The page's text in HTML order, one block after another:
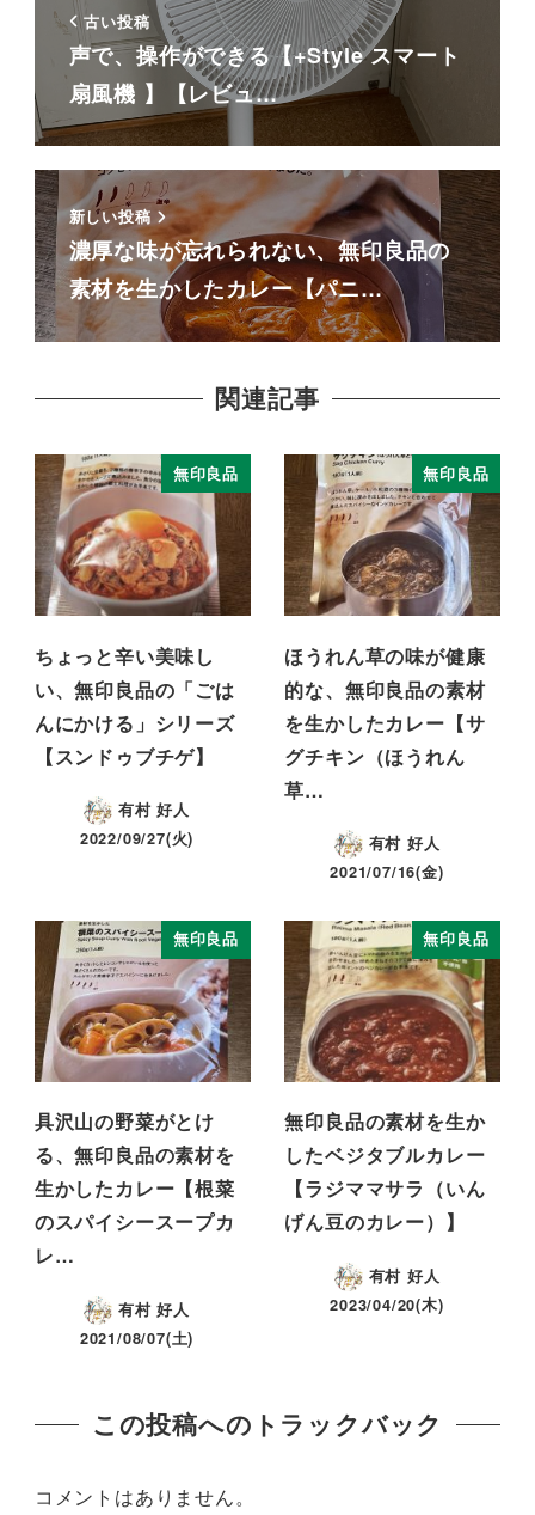
古い投稿
声で、操作ができる【+Style スマート
扇風機 】【レビュ…
新しい投稿
濃厚な味が忘れられない、無印良品の
素材を生かしたカレー【パニ…
関連記事
無印良品
ちょっと辛い美味し
い、無印良品の「ごは
んにかける」シリーズ
【スンドゥブチゲ】
有村 好人
2022/09/27(火)
無印良品
ほうれん草の味が健康
的な、無印良品の素材
を生かしたカレー【サ
グチキン（ほうれん
草…
有村 好人
2021/07/16(金)
無印良品
具沢山の野菜がとけ
る、無印良品の素材を
生かしたカレー【根菜
のスパイシースープカ
レ…
有村 好人
2021/08/07(土)
無印良品
無印良品の素材を生か
したベジタブルカレー
【ラジママサラ（いん
げん豆のカレー）】
有村 好人
2023/04/20(木)
この投稿へのトラックバック
コメントはありません。